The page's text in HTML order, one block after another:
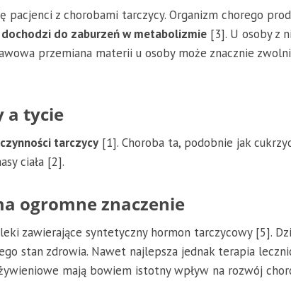
pacjenci z chorobami tarczycy. Organizm chorego
dochodzi do zaburzeń w metabolizmie [3]. U osoby z
przemiana materii u osoby może znacznie
a tycie
tarczycy [1]. Choroba ta, podobnie jak
ciała [2].
ogromne znaczenie
zawierające syntetyczny hormon tarczycowy [5].
stan zdrowia. Nawet najlepsza jednak terapia
mają bowiem istotny wpływ na rozwój